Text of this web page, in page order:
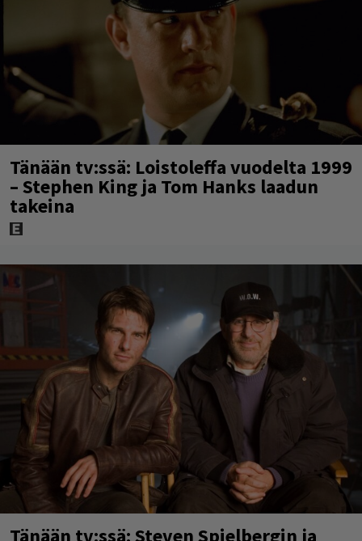
Tänään tv:ssä: Loistoleffa vuodelta 1999
– Stephen King ja Tom Hanks laadun
takeina
Tänään tv:ssä: Steven Spielbergin ja